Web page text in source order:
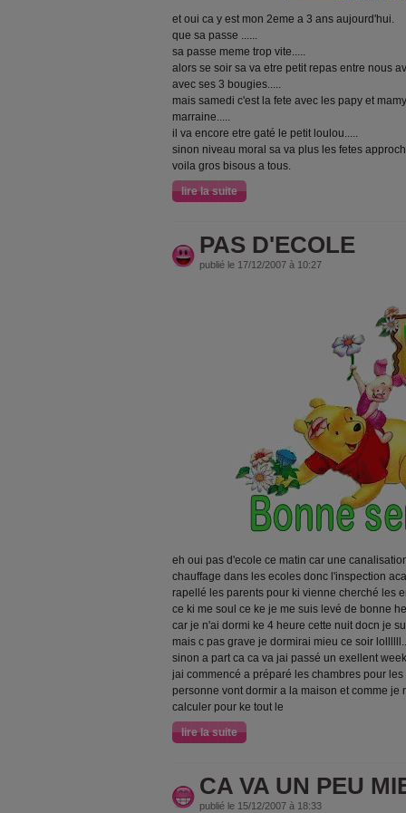
et oui ca y est mon 2eme a 3 ans aujourd'hui.
que sa passe ......
sa passe meme trop vite.....
alors se soir sa va etre petit repas entre nous
avec ses 3 bougies.....
mais samedi c'est la fete avec les papy et
marraine.....
il va encore etre gaté le petit loulou.....
sinon niveau moral sa va plus les fetes
voila gros bisous a tous.
lire la suite
PAS D'ECOLE
publié le 17/12/2007 à 10:27
eh oui pas d'ecole ce matin car une
chauffage dans les ecoles donc l'inspection
rapellé les parents pour ki vienne cherché les
ce ki me soul ce ke je me suis levé de bonne
car je n'ai dormi ke 4 heure cette nuit docn je
mais c pas grave je dormirai mieu ce soir
sinon a part ca ca va jai passé un exellent
jai commencé a préparé les chambres pour
personne vont dormir a la maison et comme je
calculer pour ke tout le
lire la suite
CA VA UN PEU
publié le 15/12/2007 à 18:33